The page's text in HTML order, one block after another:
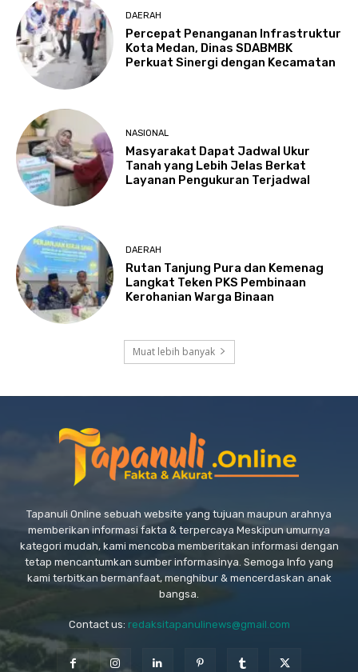
DAERAH
Percepat Penanganan Infrastruktur
Kota Medan, Dinas SDABMBK
Perkuat Sinergi dengan Kecamatan
NASIONAL
Masyarakat Dapat Jadwal Ukur
Tanah yang Lebih Jelas Berkat
Layanan Pengukuran Terjadwal
DAERAH
Rutan Tanjung Pura dan Kemenag
Langkat Teken PKS Pembinaan
Kerohanian Warga Binaan
Muat lebih banyak
Tapanuli Online sebuah website yang tujuan maupun arahnya
memberikan informasi fakta & terpercaya Meskipun umurnya
kategori mudah, kami mencoba memberitakan informasi dengan
tetap mencantumkan sumber informasinya. Semoga Info yang
kami terbitkan bermanfaat, menghibur & mencerdaskan anak
bangsa.
Contact us: redaksitapanulinews@gmail.com